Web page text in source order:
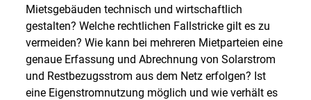
Mietsgebäuden technisch und wirtschaftlich
gestalten? Welche rechtlichen Fallstricke gilt es zu
vermeiden? Wie kann bei mehreren Mietparteien eine
genaue Erfassung und Abrechnung von Solarstrom
und Restbezugsstrom aus dem Netz erfolgen? Ist
eine Eigenstromnutzung möglich und wie verhält es